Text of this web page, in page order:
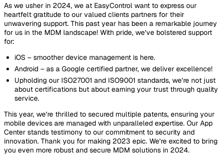
As we usher in 2024, we at EasyControl want to express our
heartfelt gratitude to our valued clients partners for their
unwavering support. This past year has been a remarkable journey
for us in the MDM landscape! With pride, we’ve bolstered support
for:
iOS – smoother device management is here.
Android – as a Google certified partner, we deliver excellence!
Upholding our ISO27001 and ISO9001 standards, we’re not just
about certifications but about earning your trust through quality
service.
This year, we’re thrilled to secured multiple patents, ensuring your
mobile devices are managed with unparalleled expertise. Our App
Center stands testimony to our commitment to security and
innovation. Thank you for making 2023 epic. We’re excited to bring
you even more robust and secure MDM solutions in 2024.